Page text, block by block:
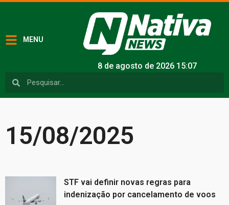
MENU
8 de agosto de 2026 15:07
15/08/2025
STF vai definir novas regras para
indenização por cancelamento de voos